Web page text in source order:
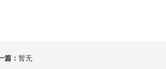
篇： 暂无